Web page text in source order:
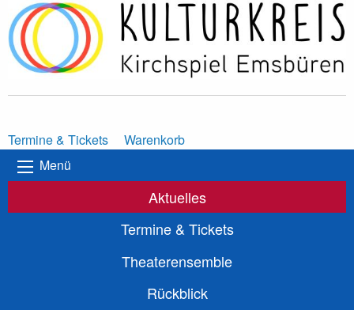
Termine & Tickets
Warenkorb
Menü
Aktuelles
Termine & Tickets
Theaterensemble
Rückblick